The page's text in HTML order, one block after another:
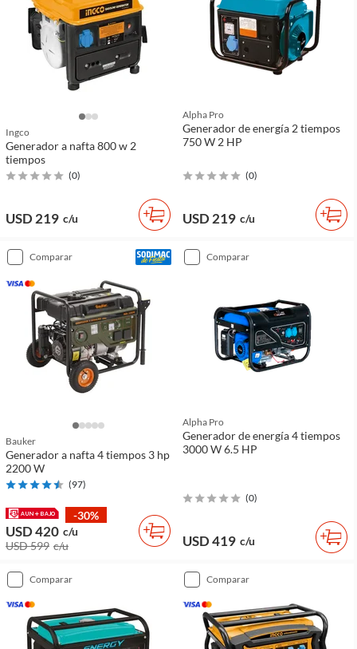
Ingco
Generador a nafta 800 w 2
tiempos
(0)
USD 219 c/u
Alpha Pro
Generador de energía 2 tiempos
750 W 2 HP
(0)
USD 219 c/u
comparar
Bauker
Generador a nafta 4 tiempos 3 hp
2200 W
(97)
-30%
USD 420 c/u
USD 599 c/u
comparar
Alpha Pro
Generador de energía 4 tiempos
3000 W 6.5 HP
(0)
USD 419 c/u
comparar comparar